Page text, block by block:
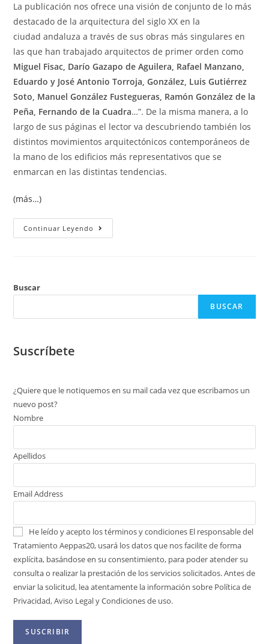
La publicación nos ofrece una visión de conjunto de lo más
destacado de la arquitectura del siglo XX en la
ciudad andaluza a través de sus obras más singulares en
las que han trabajado arquitectos de primer orden como
Miguel Fisac, Darío Gazapo de Aguilera, Rafael Manzano,
Eduardo y José Antonio Torroja, González, Luis Gutiérrez
Soto, Manuel González Fustegueras, Ramón González de la
Peña, Fernando de la Cuadra…”. De la misma manera, a lo
largo de sus páginas el lector va descubriendo también los
distintos movimientos arquitectónicos contemporáneos de
la mano de los edificios más representativos que se
enmarcan en las distintas tendencias.
(más…)
Continuar Leyendo
Buscar
BUSCAR
Suscríbete
¿Quiere que le notiquemos en su mail cada vez que escribamos un
nuevo post?
Nombre
Apellidos
Email Address
He leído y acepto los términos y condiciones El responsable del
Tratamiento Aeppas20, usará los datos que nos facilite de forma
explícita, basándose en su consentimiento, para poder atender su
consulta o realizar la prestación de los servicios solicitados. Antes de
enviar la solicitud, lea atentamente la información sobre Política de
Privacidad, Aviso Legal y Condiciones de uso.